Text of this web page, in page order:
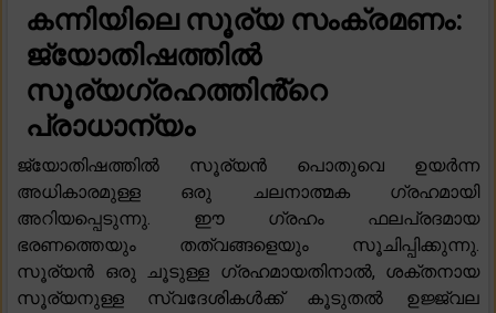
കന്നിയിലെ സൂര്യ സംക്രമണം:
ജ്യോതിഷത്തിൽ
സൂര്യഗ്രഹത്തിൻ്റെ
പ്രാധാന്യം
ജ്യോതിഷത്തിൽ സൂര്യൻ പൊതുവെ ഉയർന്ന
അധികാരമുള്ള ഒരു ചലനാത്മക ഗ്രഹമായി
അറിയപ്പെടുന്നു. ഈ ഗ്രഹം ഫലപ്രദമായ
ഭരണത്തെയും തത്വങ്ങളെയും സൂചിപ്പിക്കുന്നു.
സൂര്യൻ ഒരു ചൂടുള്ള ഗ്രഹമായതിനാൽ, ശക്തനായ
സൂര്യനുള്ള സ്വദേശികൾക്ക് കൂടുതൽ ഉജ്ജ്വല